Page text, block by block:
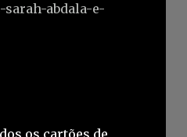
abdala-e-
os cartões de